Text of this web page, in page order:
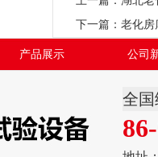
下一篇： 老化房
产品展示 公司
全国